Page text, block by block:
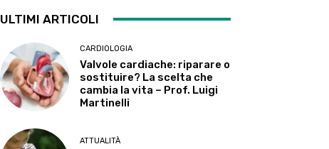
ULTIMI ARTICOLI
CARDIOLOGIA
Valvole cardiache: riparare o
sostituire? La scelta che
cambia la vita – Prof. Luigi
Martinelli
ATTUALITÀ